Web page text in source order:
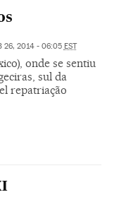
26, 2014 - 06:05 EST
onde se sentiu
sul da
repatriação